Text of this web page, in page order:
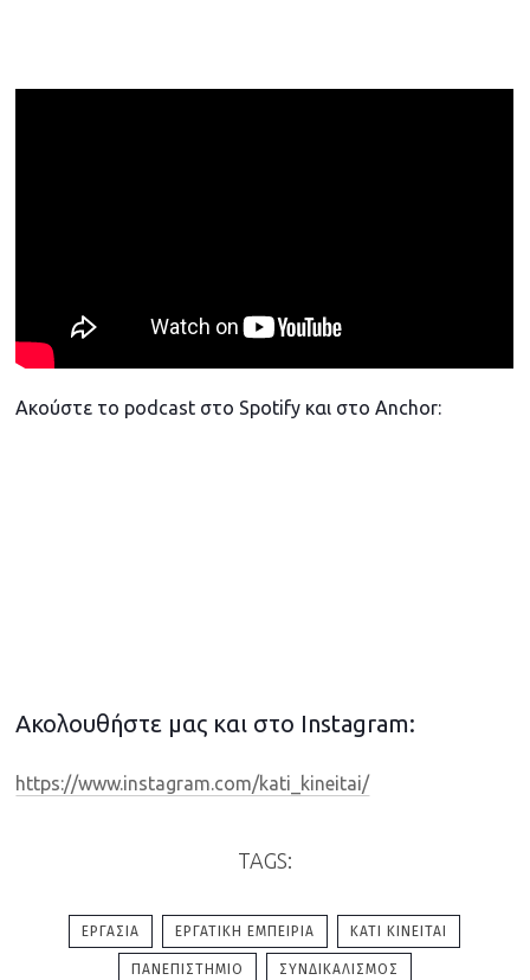
Ακούστε τo podcast στο Spotify και στο Anchor:
Ακολουθήστε μας και στο Instagram:
https://www.instagram.com/kati_kineitai/
TAGS:
ΕΡΓΑΣΊΑ ΕΡΓΑΤΙΚΉ ΕΜΠΕΙΡΊΑ ΚΆΤΙ ΚΙΝΕΊΤΑΙ
ΠΑΝΕΠΙΣΤΉΜΙΟ ΣΥΝΔΙΚΑΛΙΣΜΌΣ